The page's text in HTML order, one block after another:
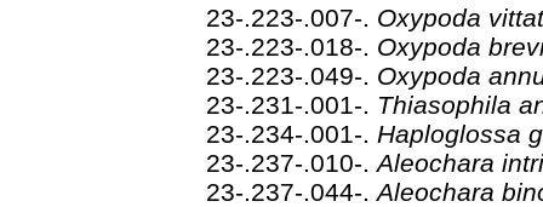
23-.223-.007-. Oxypoda
23-.223-.018-. Oxypoda
23-.223-.049-. Oxypoda
23-.231-.001-. Thiasophila
23-.234-.001-. Haploglossa
23-.237-.010-.Aleochara
23-.237-.044-.Aleochara